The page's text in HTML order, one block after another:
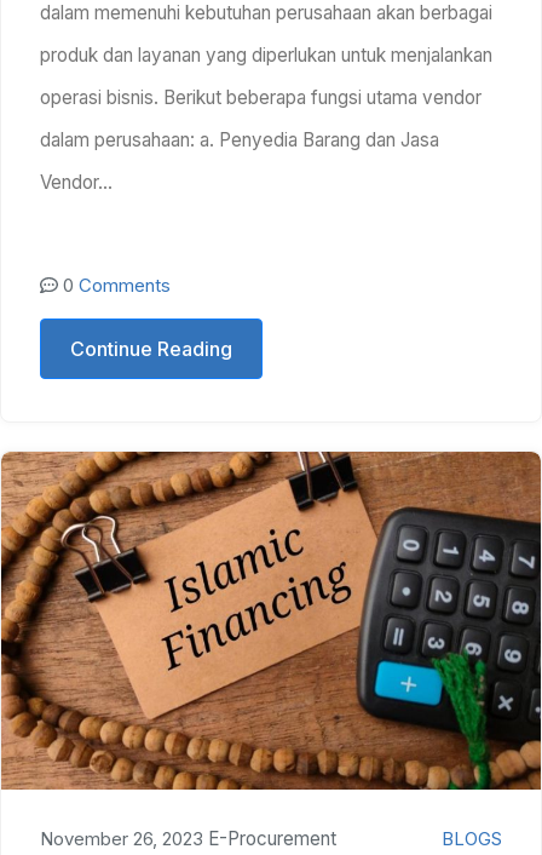
dalam memenuhi kebutuhan perusahaan akan berbagai
produk dan layanan yang diperlukan untuk menjalankan
operasi bisnis. Berikut beberapa fungsi utama vendor
dalam perusahaan: a. Penyedia Barang dan Jasa
Vendor…
0 Comments
Continue Reading
November 26, 2023 E-Procurement BLOGS